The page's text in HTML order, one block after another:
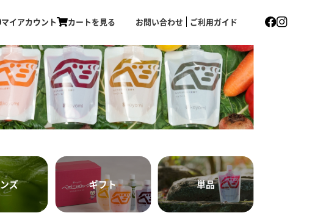
マイアカウント カートを見る お問い合わせ ご利用ガイド
ズ ギフト 単品